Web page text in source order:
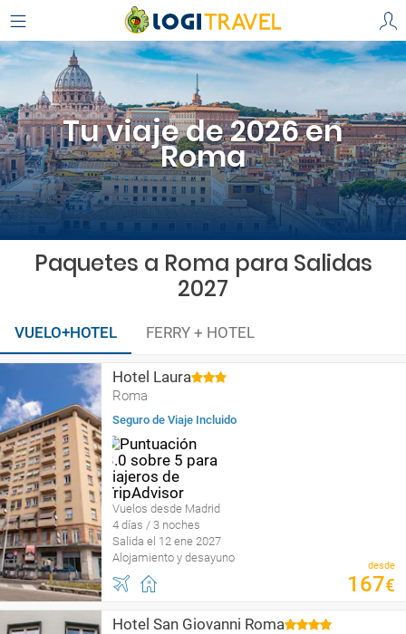
Tu viaje de 2026 en
Roma
Paquetes a Roma para Salidas
2027
VUELO+HOTEL FERRY + HOTEL
Hotel Laura
Roma
Seguro de Viaje Incluido
Vuelos desde Madrid
4 días / 3 noches
Salida el 12 ene 2027
Alojamiento y desayuno
desde
167€
Hotel San Giovanni Roma